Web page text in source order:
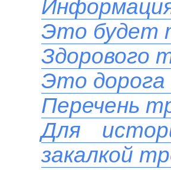
Это будет
Здорового
Это дорога
Перечень
Для
закалкой